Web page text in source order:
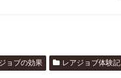
ョブの効果 レアジョブ体験記